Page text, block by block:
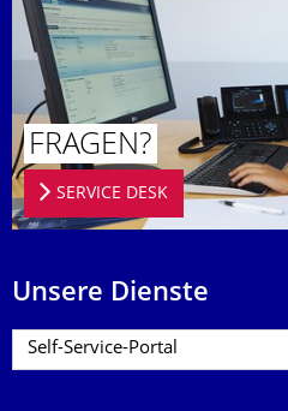
FRAGEN?
SERVICE DESK
Unsere Dienste